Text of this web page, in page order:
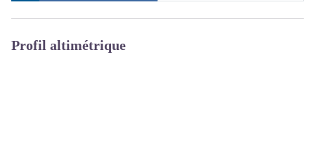
Profil altimétrique